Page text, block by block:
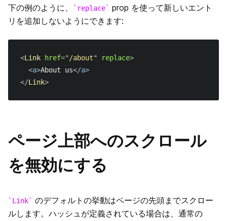
下の例のように、
replace
prop を使って新しいエント
リを追加しないようにできます:
<Link href=" /about" replace>
<a>About us</a>
</Link>
ページ上部へのスクロール
を無効にする
Link
のデフォルトの挙動はページの先頭までスクロー
ルします。ハッシュが定義されている場合は、通常の